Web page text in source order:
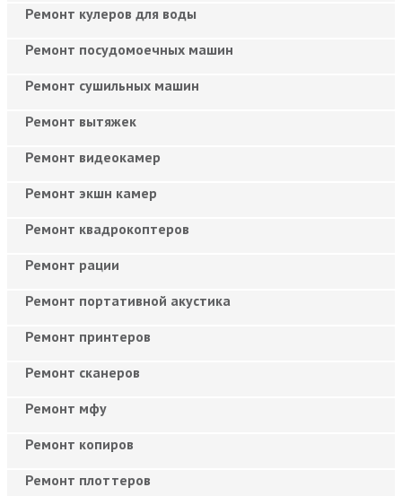
Ремонт кулеров для воды
Ремонт посудомоечных машин
Ремонт сушильных машин
Ремонт вытяжек
Ремонт видеокамер
Ремонт экшн камер
Ремонт квадрокоптеров
Ремонт рации
Ремонт портативной акустика
Ремонт принтеров
Ремонт сканеров
Ремонт мфу
Ремонт копиров
Ремонт плоттеров